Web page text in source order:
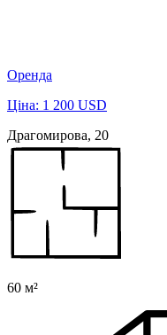
Оренда
Ціна: 1 200 USD
Драгомирова, 20
60 м²